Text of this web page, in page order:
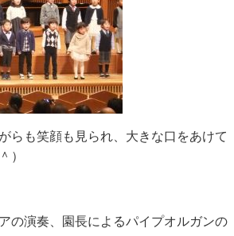
らも笑顔も見られ、大きな口をあけて
）
の演奏、園長によるパイプオルガンの